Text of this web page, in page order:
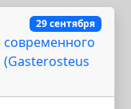
29 сентября